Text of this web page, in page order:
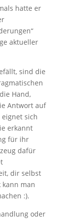
hatte er
aktueller
sind die
Hand,
Antwort auf
eignet sich
erkannt
für ihr
dafür
dir selbst
kann man
:).
oder